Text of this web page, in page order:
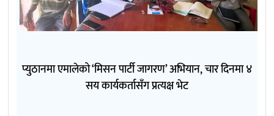
प्युठानमा एमालेको ‘मिसन पार्टी जागरण’ अभियान, चार दिनमा ४
सय कार्यकर्तासँग प्रत्यक्ष भेट